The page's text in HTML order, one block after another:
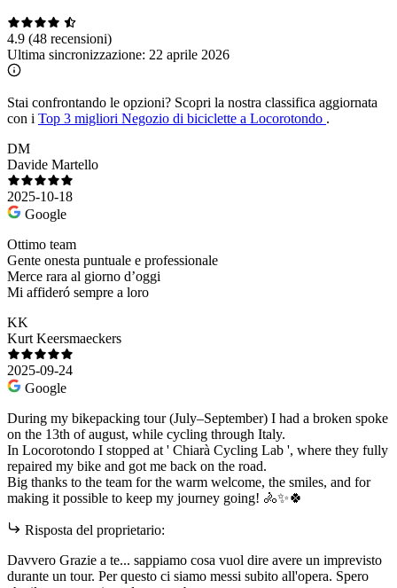
4.9 (48 recensioni)
Ultima sincronizzazione: 22 aprile 2026
Stai confrontando le opzioni? Scopri la nostra classifica aggiornata
con i Top 3 migliori Negozio di biciclette a Locorotondo .
DM
Davide Martello
2025-10-18
Google
Ottimo team
Gente onesta puntuale e professionale
Merce rara al giorno d’oggi
Mi affideró sempre a loro
KK
Kurt Keersmaeckers
2025-09-24
Google
During my bikepacking tour (July–September) I had a broken spoke
on the 13th of august, while cycling through Italy.
In Locorotondo I stopped at ' Chiarà Cycling Lab ', where they fully
repaired my bike and got me back on the road.
Big thanks to the team for the warm welcome, the smiles, and for
making it possible to keep my journey going! 🚴✨🍀
Risposta del proprietario:
Davvero Grazie a te... sappiamo cosa vuol dire avere un imprevisto
durante un tour. Per questo ci siamo messi subito all'opera. Spero